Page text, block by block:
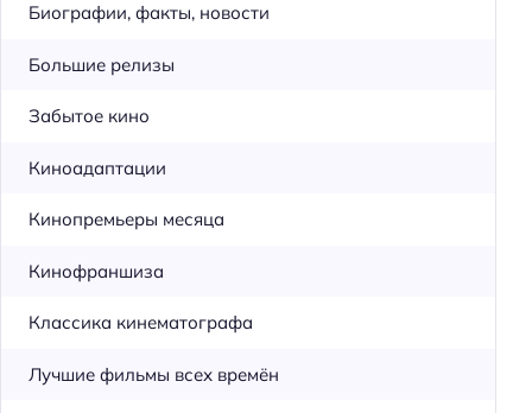
Биографии, факты, новости
Большие релизы
Забытое кино
Киноадаптации
Кинопремьеры месяца
Кинофраншиза
Классика кинематографа
Лучшие фильмы всех времён